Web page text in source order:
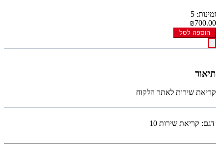
זמינות: 5
₪700.00
הוספה לסל
תיאור
קריאת שירות לאתר הלקוח
דגם: קריאת שירות 10